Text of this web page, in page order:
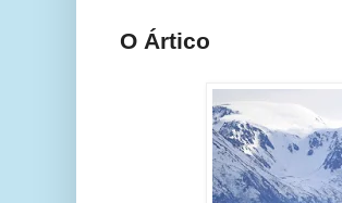
O Ártico